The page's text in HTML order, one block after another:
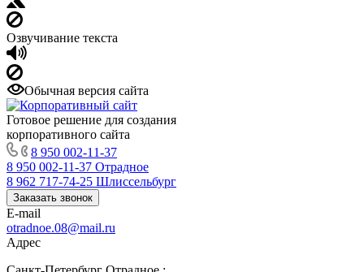
Озвучивание текста
Обычная версия сайта
Готовое решение для создания
корпоративного сайта
8 950 002-11-37
8 950 002-11-37 Отрадное
8 962 717-74-25 Шлиссельбург
Заказать звонок
E-mail
otradnoe.08@mail.ru
Адрес